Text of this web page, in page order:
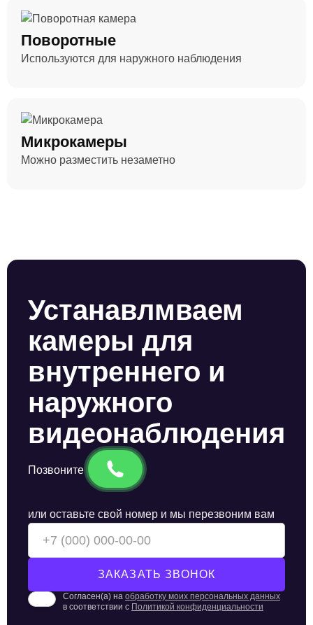
Поворотные
Используются для наружного наблюдения
Микрокамеры
Можно разместить незаметно
Устанавлмваем
камеры для
внутреннего и
наружного
видеонаблюдения
Позвоните
или оставьте свой номер и мы перезвоним вам
Согласен(а) на обработку моих персональных данных
в соответствии с Политикой конфиденциальности